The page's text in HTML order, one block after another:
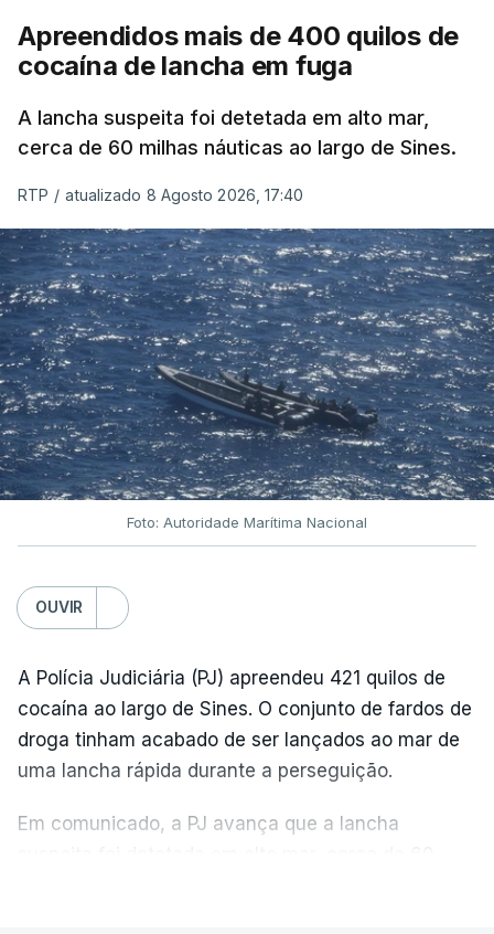
Apreendidos mais de 400 quilos de
cocaína de lancha em fuga
A lancha suspeita foi detetada em alto mar,
cerca de 60 milhas náuticas ao largo de Sines.
RTP / atualizado 8 Agosto 2026, 17:40
Foto: Autoridade Marítima Nacional
OUVIR
A Polícia Judiciária (PJ) apreendeu 421 quilos de
cocaína ao largo de Sines. O conjunto de fardos de
droga tinham acabado de ser lançados ao mar de
uma lancha rápida durante a perseguição.
Em comunicado, a PJ avança que a lancha